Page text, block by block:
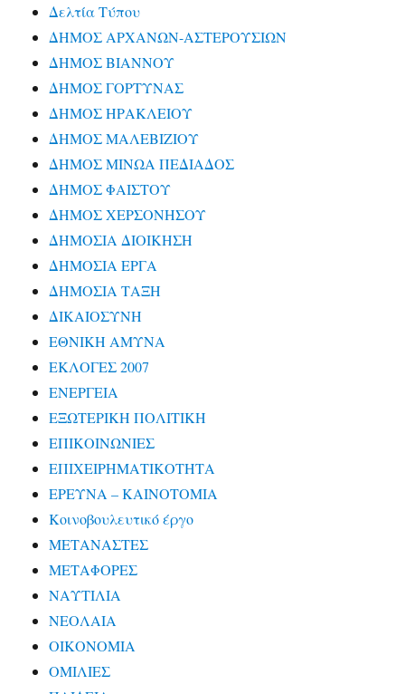
Δελτία Τύπου
ΔΗΜΟΣ ΑΡΧΑΝΩΝ-ΑΣΤΕΡΟΥΣΙΩΝ
ΔΗΜΟΣ ΒΙΑΝΝΟΥ
ΔΗΜΟΣ ΓΟΡΤΥΝΑΣ
ΔΗΜΟΣ ΗΡΑΚΛΕΙΟΥ
ΔΗΜΟΣ ΜΑΛΕΒΙΖΙΟΥ
ΔΗΜΟΣ ΜΙΝΩΑ ΠΕΔΙΑΔΟΣ
ΔΗΜΟΣ ΦΑΙΣΤΟΥ
ΔΗΜΟΣ ΧΕΡΣΟΝΗΣΟΥ
ΔΗΜΟΣΙΑ ΔΙΟΙΚΗΣΗ
ΔΗΜΟΣΙΑ ΕΡΓΑ
ΔΗΜΟΣΙΑ ΤΑΞΗ
ΔΙΚΑΙΟΣΥΝΗ
ΕΘΝΙΚΗ ΑΜΥΝΑ
ΕΚΛΟΓΕΣ 2007
ΕΝΕΡΓΕΙΑ
ΕΞΩΤΕΡΙΚΗ ΠΟΛΙΤΙΚΗ
ΕΠΙΚΟΙΝΩΝΙΕΣ
ΕΠΙΧΕΙΡΗΜΑΤΙΚΟΤΗΤΑ
ΕΡΕΥΝΑ – ΚΑΙΝΟΤΟΜΙΑ
Κοινοβουλευτικό έργο
ΜΕΤΑΝΑΣΤΕΣ
ΜΕΤΑΦΟΡΕΣ
ΝΑΥΤΙΛΙΑ
ΝΕΟΛΑΙΑ
ΟΙΚΟΝΟΜΙΑ
ΟΜΙΛΙΕΣ